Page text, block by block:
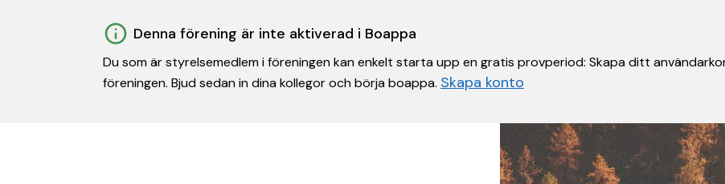
Denna förening är inte aktiverad i Boappa
Du som är styrelsemedlem i föreningen kan enkelt starta upp en gratis provperiod: Skapa ditt
föreningen. Bjud sedan in dina kollegor och börja boappa. Skapa konto